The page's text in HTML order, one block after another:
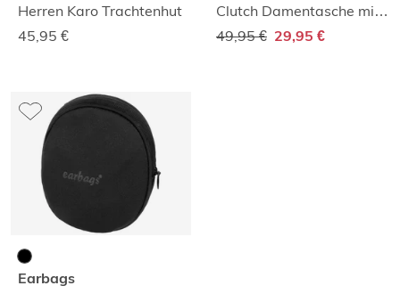
Herren Karo Trachtenhut
45,95 €
Clutch Damentasche mit Ethnomuster
49,95 € 29,95 €
Earbags